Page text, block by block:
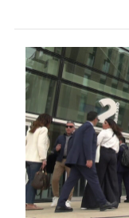
Congresso
Uil
Scuola,
al
centro
contratti
stabili,
parità
salariale